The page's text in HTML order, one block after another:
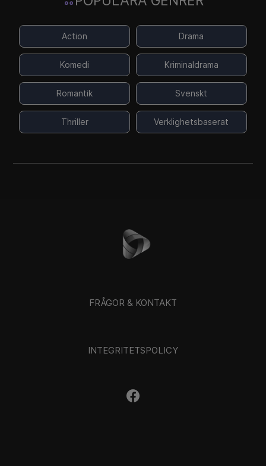
Action Drama
Komedi Kriminaldrama
Romantik Svenskt
Thriller Verklighetsbaserat
FRÅGOR & KONTAKT
INTEGRITETSPOLICY